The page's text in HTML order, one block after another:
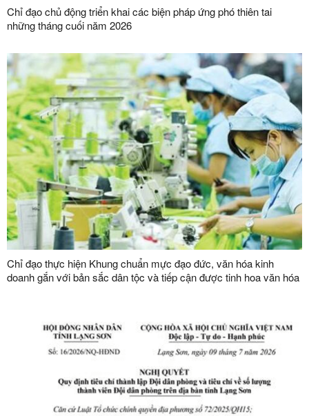
Chỉ đạo chủ động triển khai các biện pháp ứng phó thiên tai
những tháng cuối năm 2026
Chỉ đạo thực hiện Khung chuẩn mực đạo đức, văn hóa kinh
doanh gắn với bản sắc dân tộc và tiếp cận được tinh hoa văn hóa